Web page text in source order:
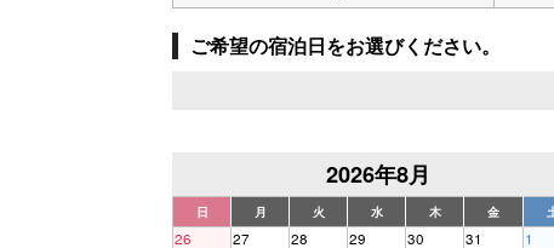
ご希望の宿泊日をお選びください。
2026年8月
日 月 火 水 木 金
26 27 28 29 30 31 1